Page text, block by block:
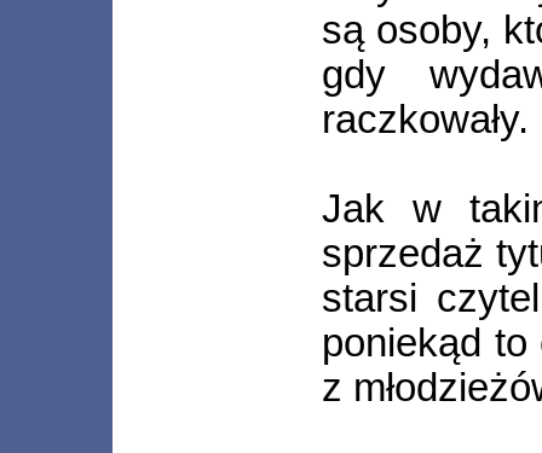
są osoby,
gdy
raczkowały.
Jak w
sprzedaż
starsi
poniekąd
z